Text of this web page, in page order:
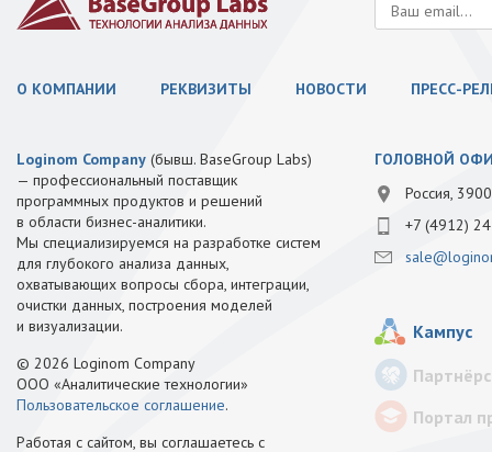
О КОМПАНИИ РЕКВИЗИТЫ НОВОСТИ ПРЕСС-
Loginom Company (бывш. BaseGroup Labs)
— профессиональный поставщик
программных продуктов и решений
в области бизнес-аналитики.
Мы специализируемся на разработке систем
для глубокого анализа данных,
охватывающих вопросы сбора, интеграции,
очистки данных, построения моделей
и визуализации.
© 2026 Loginom Company
ООО «Аналитические технологии»
Пользовательское соглашение.
Работая с сайтом, вы соглашаетесь с
ГОЛОВНОЙ
Россия,
+7 (4912)
Кампус
Портал